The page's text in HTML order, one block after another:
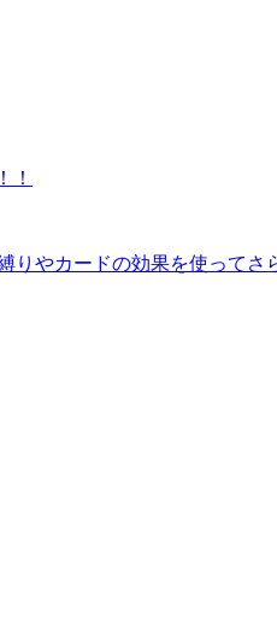
！
りやカードの効果を使って